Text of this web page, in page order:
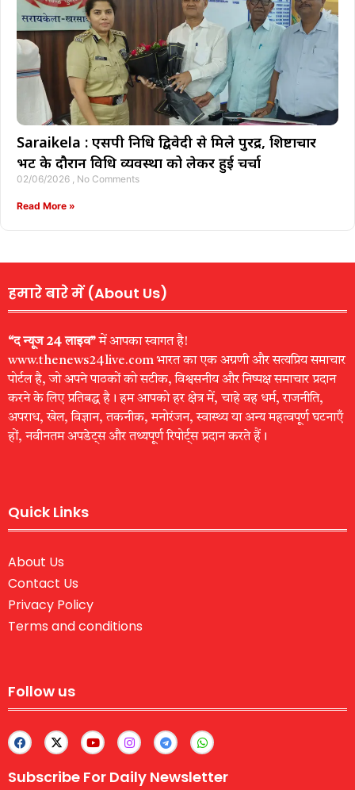
Saraikela : एसपी निधि द्विवेदी से मिले पुरेंद्र, शिष्टाचार
भेंट के दौरान विधि व्यवस्था को लेकर हुई चर्चा
02/06/2026 No Comments
Read More »
हमारे बारे में (About Us)
“द न्यूज 24 लाइव”में आपका स्वागत है!
www.thenews24live.com भारत का एक अग्रणी और सत्यप्रिय समाचार
पोर्टल है, जो अपने पाठकों को सटीक, विश्वसनीय और निष्पक्ष समाचार प्रदान
करने के लिए प्रतिबद्ध है। हम आपको हर क्षेत्र में, चाहे वह धर्म, राजनीति,
अपराध, खेल, विज्ञान, तकनीक, मनोरंजन, स्वास्थ्य या अन्य महत्वपूर्ण घटनाएँ
हों, नवीनतम अपडेट्स और तथ्यपूर्ण रिपोर्ट्स प्रदान करते हैं।
Quick Links
About Us
Contact Us
Privacy Policy
Terms and conditions
Follow us
Subscribe For Daily Newsletter